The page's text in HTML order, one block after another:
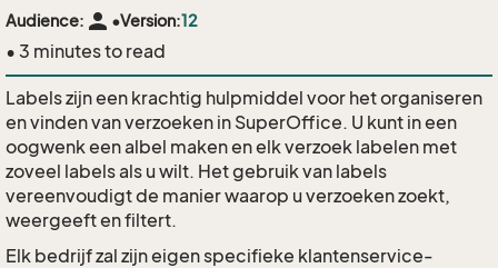
Audience: person •Version:12
• 3 minutes to read
Labels zijn een krachtig hulpmiddel voor het organiseren
en vinden van verzoeken in SuperOffice. U kunt in een
oogwenk een albel maken en elk verzoek labelen met
zoveel labels als u wilt. Het gebruik van labels
vereenvoudigt de manier waarop u verzoeken zoekt,
weergeeft en filtert.
Elk bedrijf zal zijn eigen specifieke klantenservice-